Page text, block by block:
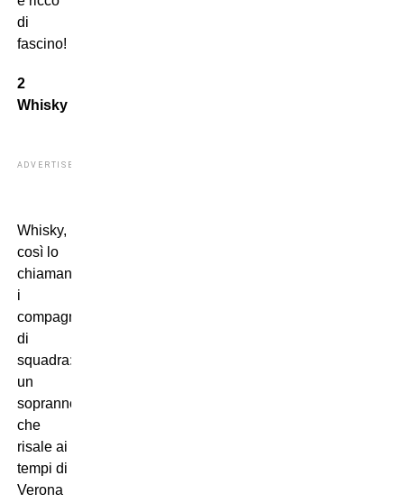
di
fascino!
2
Whisky
ADVERTISEMENT
Whisky,
così lo
chiamano
i
compagni
di
squadra:
un
soprannome
che
risale ai
tempi di
Verona